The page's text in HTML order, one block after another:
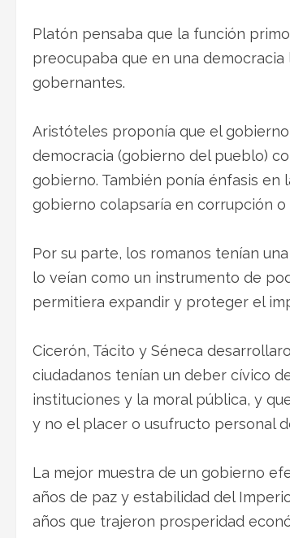
Platón pensaba que la función
preocupaba que en una
gobernantes.
Aristóteles proponía que el
democracia (gobierno del pueblo)
gobierno. También ponía énfasis en
gobierno colapsaría en corrupción o
Por su parte, los romanos tenían
lo veían como un instrumento de
permitiera expandir y proteger el
Cicerón, Tácito y Séneca
ciudadanos tenían un deber cívico
instituciones y la moral pública, y
y no el placer o usufructo personal
La mejor muestra de un gobierno
años de paz y estabilidad del
años que trajeron prosperidad